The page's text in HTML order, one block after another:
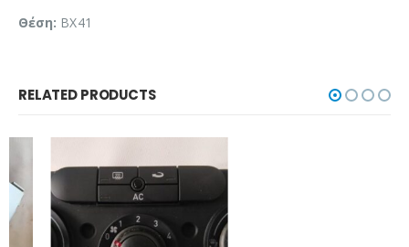
Θέση: BX41
RELATED PRODUCTS